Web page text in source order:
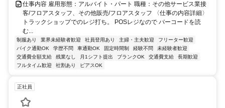
仕事内容 雇用形態：アルバイト・パート 職種：その他サービス業接
客/フロアスタッフ、その他販売/フロアスタッフ 〈仕事の内容詳細〉
トラックショップでのレジ打ち。 POSレジなので バーコードを読
む...
制服あり 業界未経験者歓迎 社員登用あり 主婦・主夫歓迎
フリーター歓迎
バイク通勤OK
学歴不問 車通勤OK 固定時間制 経験不問
未経験者歓迎
交通費全額支給
残業なし 月1シフト提出 ブランクOK 交通費支給
長期歓迎
フルタイム歓迎
社割あり ピアスOK
正社員